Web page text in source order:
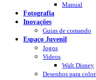
Manual
Fotografia
Inovações
Guias de comando
Espaço Juvenil
Jogos
Videos
Walt Disney
Desenhos para